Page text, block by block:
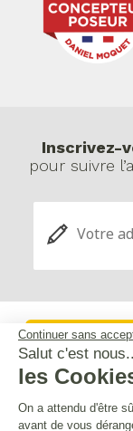
Continuer sans
Salut c'est
les
On a attendu d'être
avant de vous
Inscrivez-
pour suivre